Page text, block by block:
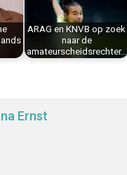
ARAG en KNVB op zoek
naar de
amateurscheidsrechter…
Ernst